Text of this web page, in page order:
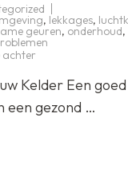
, lekkages,
geuren, onderhoud,
achter
Tips
voor
Ventileren
Kelder Een
een gezond …